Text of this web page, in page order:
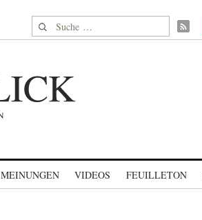
Suche nach:
MEINUNGEN VIDEOS FEUILLETON